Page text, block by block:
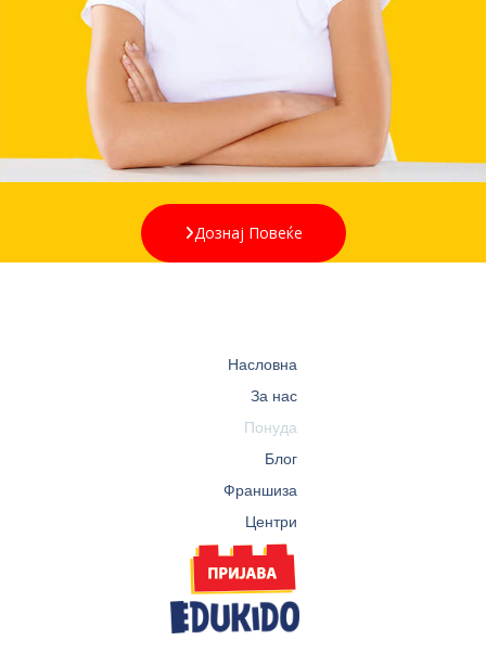
Дознај Повеќе
Насловна
За нас
Понуда
Блог
Франшиза
Центри